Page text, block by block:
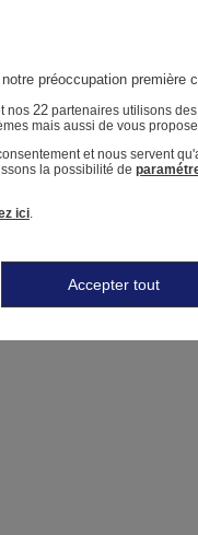
préoccupation première
nos 22 partenaires utilisons
mais aussi de vous
et nous servent
la possibilité de
ici.
Accepter tout